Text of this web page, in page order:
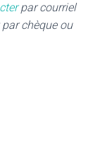
par courriel
chèque ou